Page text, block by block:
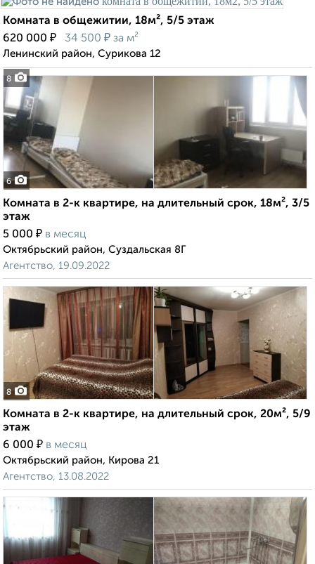
8
Комната в общежитии, 18м², 5/5 этаж
620 000 ₽ 34 500 ₽ за м²
Ленинский район, Сурикова 12
6
Комната в 2-к квартире, на длительный срок, 18м², 3/5
этаж
5 000 ₽ в месяц
Октябрьский район, Суздальская 8Г
Агентство, 19.09.2022
8
Комната в 2-к квартире, на длительный срок, 20м², 5/9
этаж
6 000 ₽ в месяц
Октябрьский район, Кирова 21
Агентство, 13.08.2022